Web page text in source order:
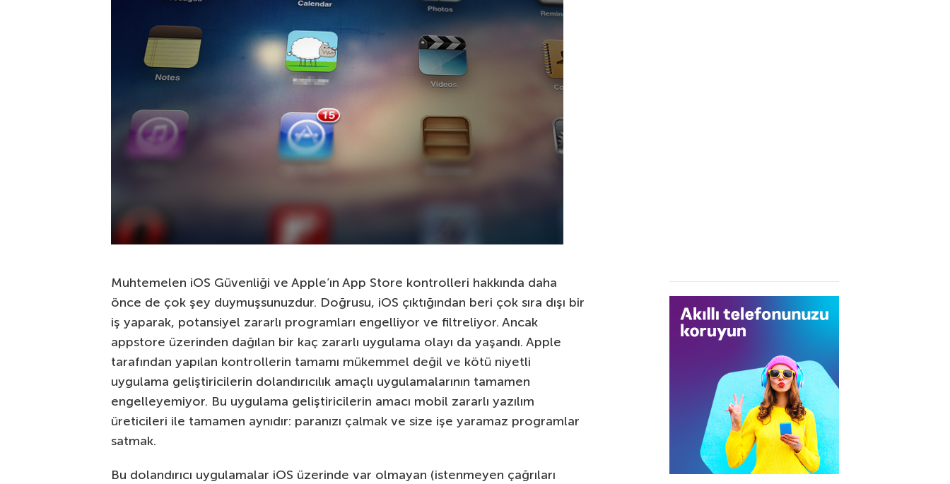
Muhtemelen iOS Güvenliği ve Apple’ın App Store kontrolleri hakkında daha
önce de çok şey duymuşsunuzdur. Doğrusu, iOS çıktığından beri çok sıra dışı bir
iş yaparak, potansiyel zararlı programları engelliyor ve filtreliyor. Ancak
appstore üzerinden dağılan bir kaç zararlı uygulama olayı da yaşandı. Apple
tarafından yapılan kontrollerin tamamı mükemmel değil ve kötü niyetli
uygulama geliştiricilerin dolandırıcılık amaçlı uygulamalarının tamamen
engelleyemiyor. Bu uygulama geliştiricilerin amacı mobil zararlı yazılım
üreticileri ile tamamen aynıdır: paranızı çalmak ve size işe yaramaz programlar
satmak.
Bu dolandırıcı uygulamalar iOS üzerinde var olmayan (istenmeyen çağrıları